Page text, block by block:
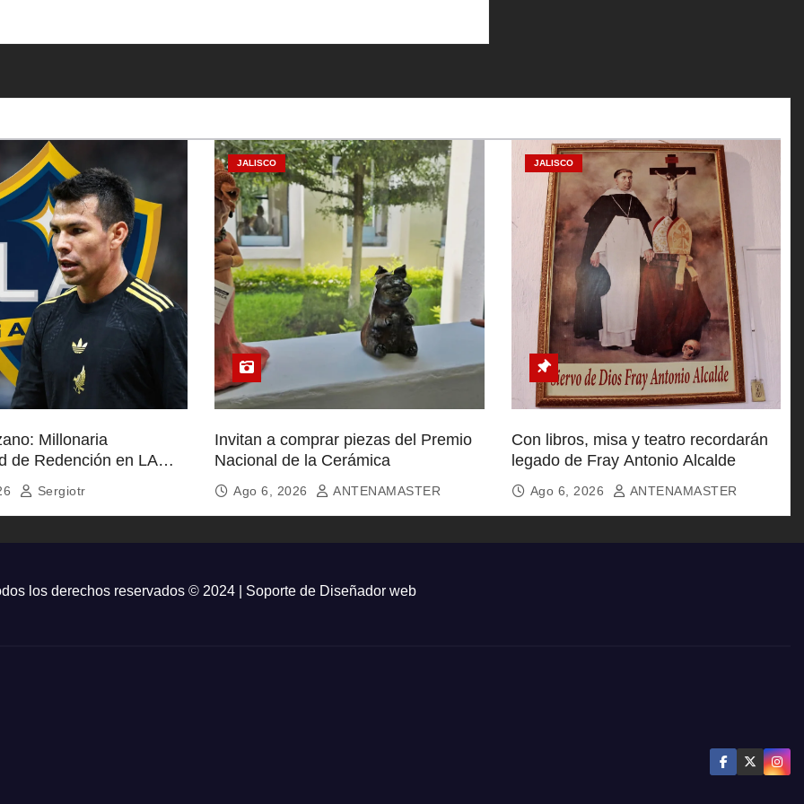
Millonaria
de Redención en LA
Sergiotr
JALISCO
Invitan a comprar piezas del Premio
Nacional de la Cerámica
Ago 6, 2026 ANTENAMASTER
JALISCO
Con libros, misa y teatro recordarán
legado de Fray Antonio Alcalde
Ago 6, 2026 ANTENAMASTER
los derechos reservados © 2024 | Soporte de Diseñador web